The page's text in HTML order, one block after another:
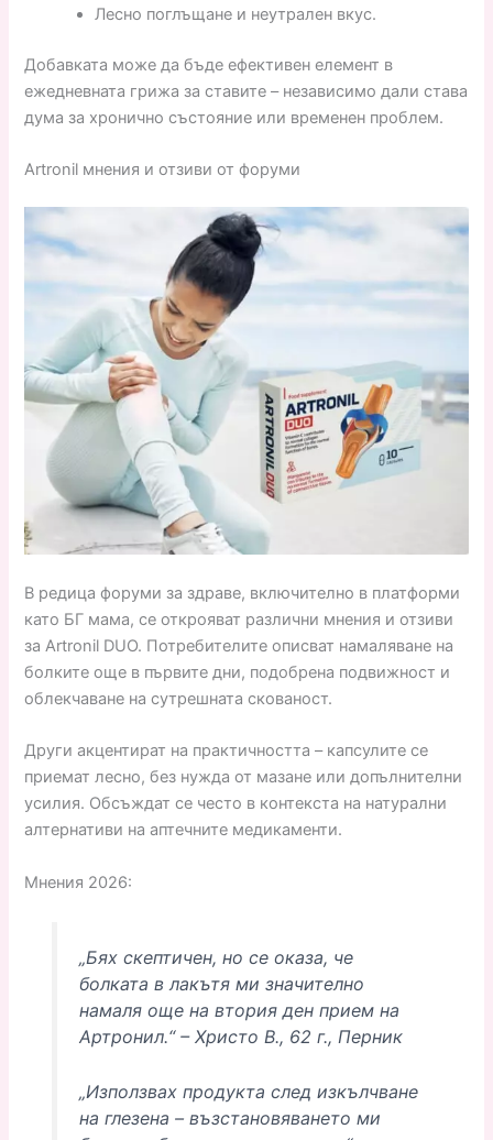
Лесно поглъщане и неутрален вкус.
Добавката може да бъде ефективен елемент в
ежедневната грижа за ставите – независимо дали става
дума за хронично състояние или временен проблем.
Artronil мнения и отзиви от форуми
В редица форуми за здраве, включително в платформи
като БГ мама, се открояват различни мнения и отзиви
за Artronil DUO. Потребителите описват намаляване на
болките още в първите дни, подобрена подвижност и
облекчаване на сутрешната скованост.
Други акцентират на практичността – капсулите се
приемат лесно, без нужда от мазане или допълнителни
усилия. Обсъждат се често в контекста на натурални
алтернативи на аптечните медикаменти.
Мнения 2026:
„Бях скептичен, но се оказа, че
болката в лакътя ми значително
намаля още на втория ден прием на
Артронил.“ – Христо В., 62 г., Перник
„Използвах продукта след изкълчване
на глезена – възстановяването ми